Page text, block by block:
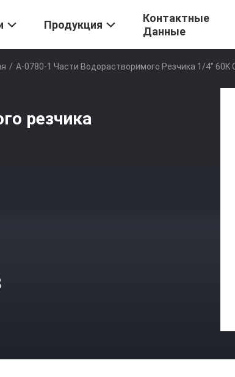
Продукция
Контактные
Данные
/ A-0780-1 Части Водорастворимого Резчика 1/4" 60K
резчика